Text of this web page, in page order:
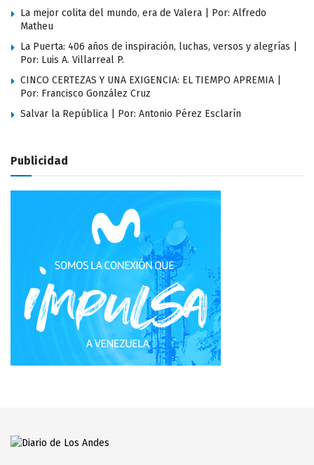
La mejor colita del mundo, era de Valera | Por: Alfredo
Matheu
La Puerta: 406 años de inspiración, luchas, versos y alegrías |
Por: Luis A. Villarreal P.
CINCO CERTEZAS Y UNA EXIGENCIA: EL TIEMPO APREMIA |
Por: Francisco González Cruz
Salvar la República | Por: Antonio Pérez Esclarín
Publicidad